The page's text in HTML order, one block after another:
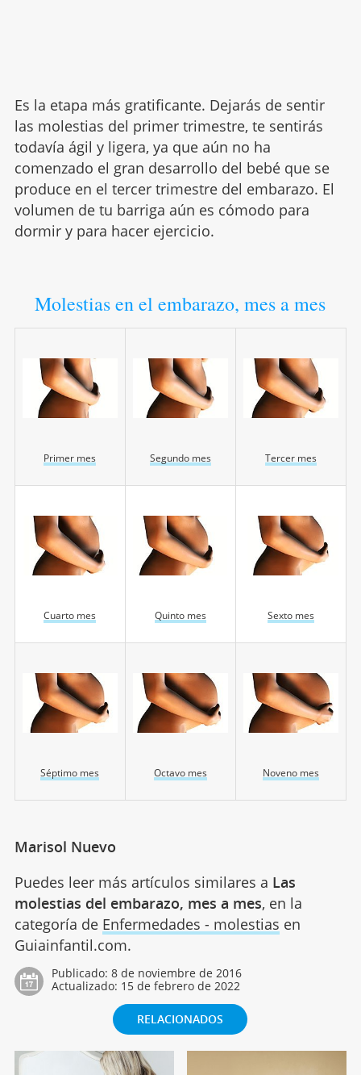
Es la etapa más gratificante. Dejarás de sentir
las molestias del primer trimestre, te sentirás
todavía ágil y ligera, ya que aún no ha
comenzado el gran desarrollo del bebé que se
produce en el tercer trimestre del embarazo. El
volumen de tu barriga aún es cómodo para
dormir y para hacer ejercicio.
Molestias en el embarazo, mes a mes
Primer mes Segundo mes Tercer mes
Cuarto mes Quinto mes Sexto mes
Séptimo mes Octavo mes Noveno mes
Marisol Nuevo
Puedes leer más artículos similares a Las
molestias del embarazo, mes a mes, en la
categoría de Enfermedades - molestias en
Guiainfantil.com.
Publicado: 8 de noviembre de 2016
Actualizado: 15 de febrero de 2022
RELACIONADOS